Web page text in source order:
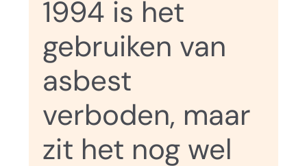
1994 is het
gebruiken van
asbest
verboden, maar
zit het nog wel